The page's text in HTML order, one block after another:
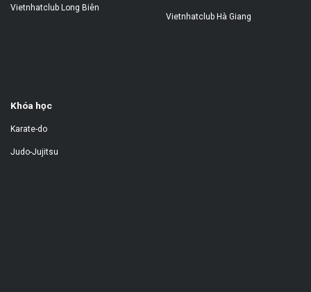
Vietnhatclub Long Biên
Vietnhatclub Hà Giang
Khóa học
Karate-do
Judo-Jujitsu